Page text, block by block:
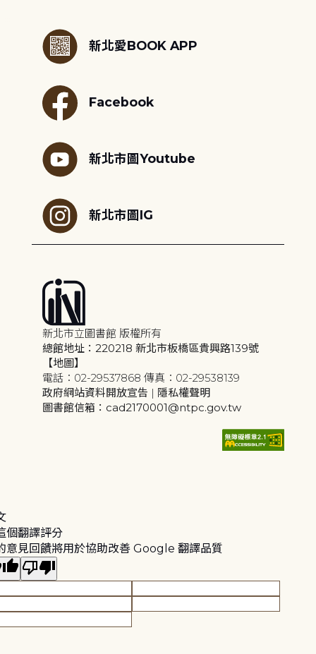
新北愛BOOK APP
Facebook
新北市圖Youtube
新北市圖IG
新北市立圖書館 版權所有
總館地址：220218 新北市板橋區貴興路139號
【地圖】
電話：02-29537868 傳真：02-29538139
政府網站資料開放宣告 | 隱私權聲明
圖書館信箱：cad2170001@ntpc.gov.tw
個翻譯評分
意見回饋將用於協助改善 Google 翻譯品質